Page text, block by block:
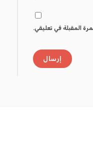
المقبلة في تعليقي.